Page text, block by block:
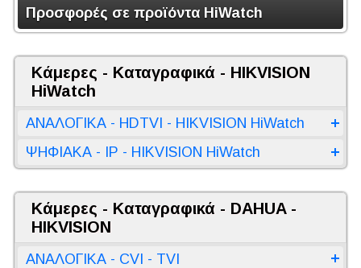
Προσφορές σε προϊόντα HiWatch
Κάμερες - Καταγραφικά - HIKVISION
HiWatch
ΑΝΑΛΟΓΙΚΑ - HDTVI - HIKVISION HiWatch
ΨΗΦΙΑΚΑ - IP - HIKVISION HiWatch
Κάμερες - Καταγραφικά - DAHUA -
HIKVISION
ΑΝΑΛΟΓΙΚΑ - CVI - TVI